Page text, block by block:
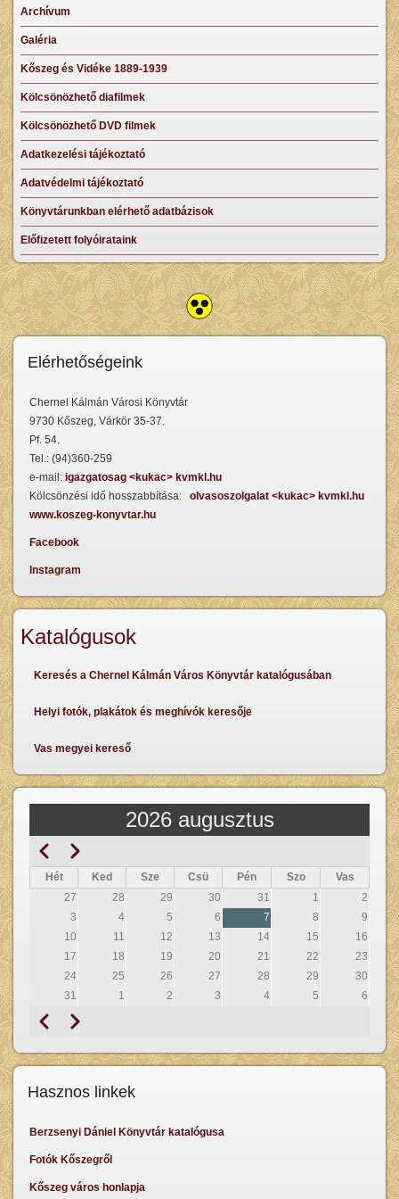
Archívum
Galéria
Kőszeg és Vidéke 1889-1939
Kölcsönözhető diafilmek
Kölcsönözhető DVD filmek
Adatkezelési tájékoztató
Adatvédelmi tájékoztató
Könyvtárunkban elérhető adatbázisok
Előfizetett folyóirataink
Elérhetőségeink
Chernel Kálmán Városi Könyvtár
9730 Kőszeg, Várkör 35-37.
Pf. 54.
Tel.: (94)360-259
e-mail: igazgatosag <kukac> kvmkl.hu
Kölcsönzési idő hosszabbítása: olvasoszolgalat <kukac> kvmkl.hu
www.koszeg-konyvtar.hu
Facebook
Instagram
Katalógusok
Keresés a Chernel Kálmán Város Könyvtár katalógusában
Helyi fotók, plakátok és meghívók keresője
Vas megyei kereső
2026 augusztus
Oldalszámozás
Előző Következő
Hét Ked Sze Csü Pén Szo
Vas
27
28 29 30 31 1
2
3
4 5 6 7 8
9
10
11 12 13 14 15
16
17
18 19 20 21 22
23
24
25 26 27 28 29
30
31
1 2 3 4 5 6
Oldalszámozás
Előző Következő
Hasznos linkek
Berzsenyi Dániel Könyvtár katalógusa
Fotók Kőszegről
Kőszeg város honlapja